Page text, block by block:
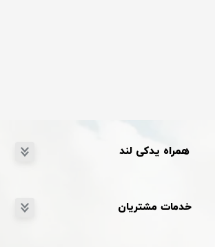
همراه یدکی لند
خدمات مشتریان